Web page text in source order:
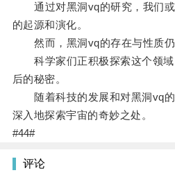
通过对黑洞vq的研究，我们或
的起源和演化。
然而，黑洞vq的存在与性质仍
科学家们正积极探索这个领域
后的秘密。
随着科技的发展和对黑洞vq的
深入地探索宇宙的奇妙之处。
#44#
评论